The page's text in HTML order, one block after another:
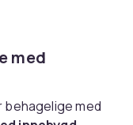
med
behagelige med